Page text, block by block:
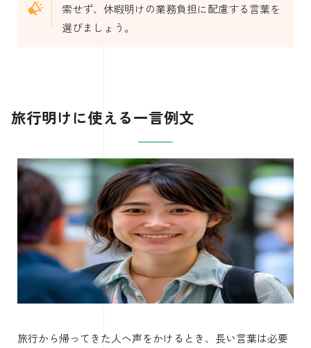
索せず、休暇明けの業務負担に配慮する言葉を
選びましょう。
旅行明けに使える一言例文
旅行から帰ってきた人へ声をかけるとき、長い言葉は必要